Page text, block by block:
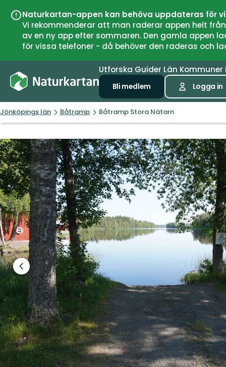
Naturkartan-appen kan behöva uppdateras för
Vi rekommenderar att man raderar appen helt
av en ny app efter sommaren. Den gamla
för vissa telefoner - då behöver den raderas och
Utforska Guider Län Kommuner
Bli medlem Logga in
Jönköpings län Båtramp Båtramp Stora Nätarn
Föregående
bild